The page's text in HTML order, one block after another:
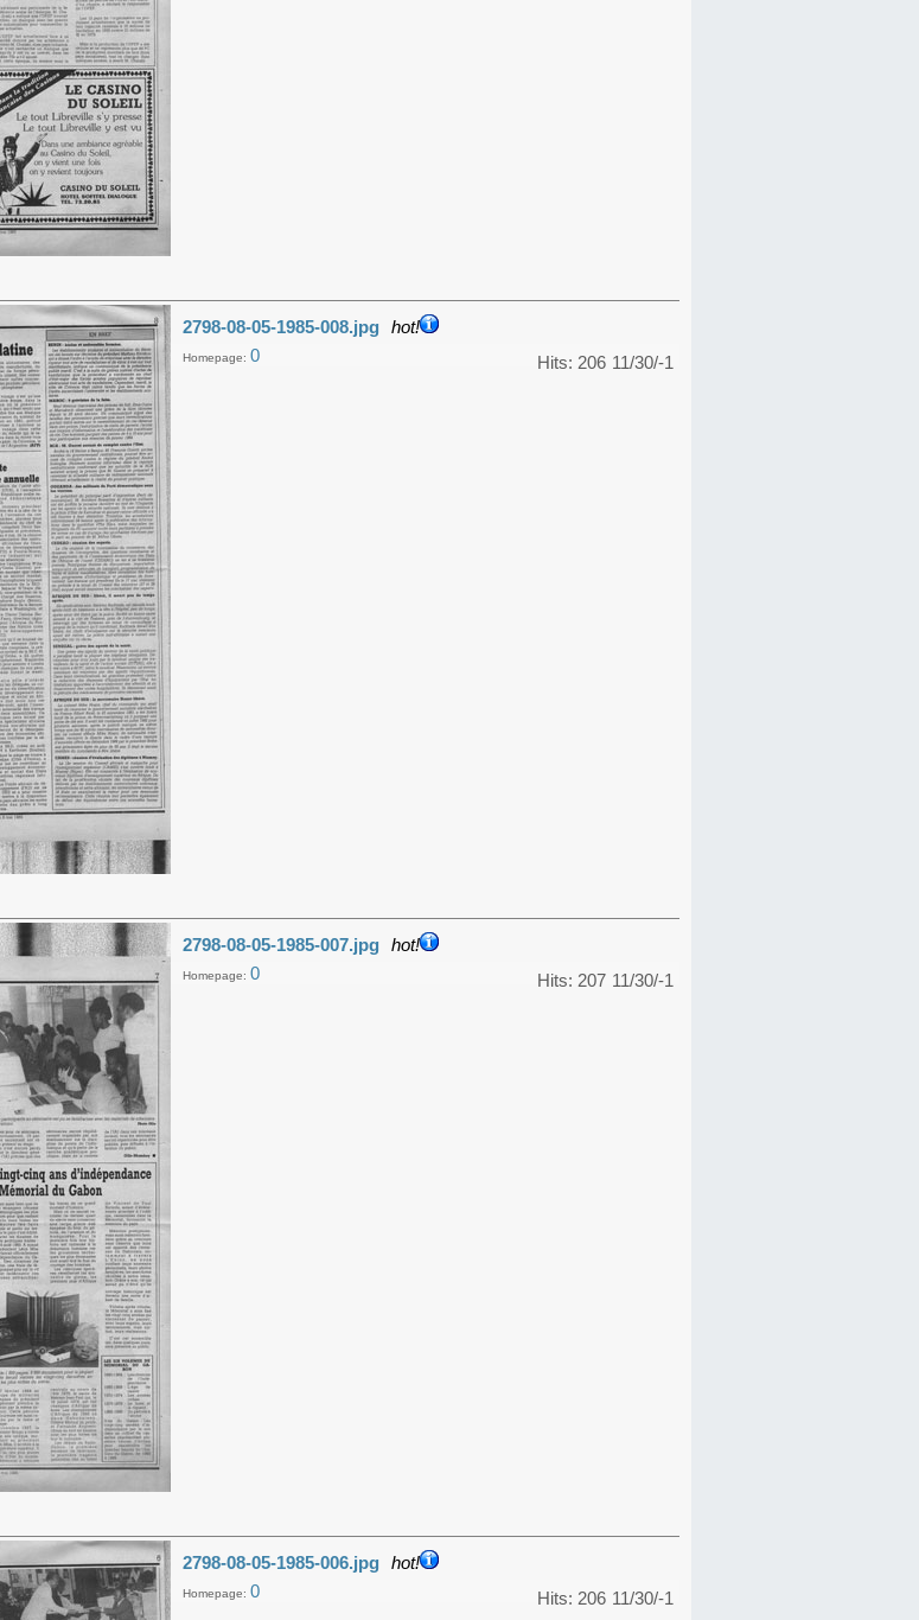
2798-08-05-1985-008.jpg hot!
11/30/-1
Hits: 206
Homepage: 0
2798-08-05-1985-007.jpg hot!
11/30/-1
Hits: 207
Homepage: 0
2798-08-05-1985-006.jpg hot!
11/30/-1
Hits: 206
Homepage: 0